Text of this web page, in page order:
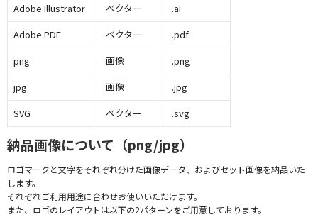
Adobe Illustrator
ベクター
.ai
Adobe PDF
ベクター
.pdf
png
画像
.png
jpg
画像
.jpg
SVG
ベクター .svg
納品画像について（png/jpg）
ロゴマークと文字をそれぞれ分けた画像データ、およびセット画像を納品いた
します。
それぞれご利用用途に合わせお使いいただけます。
また、ロゴのレイアウトは以下の2パターンをご用意しております。